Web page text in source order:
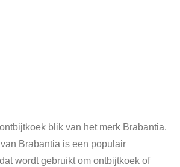
blik van het merk Brabantia.
Brabantia is een populair
wordt gebruikt om ontbijtkoek of